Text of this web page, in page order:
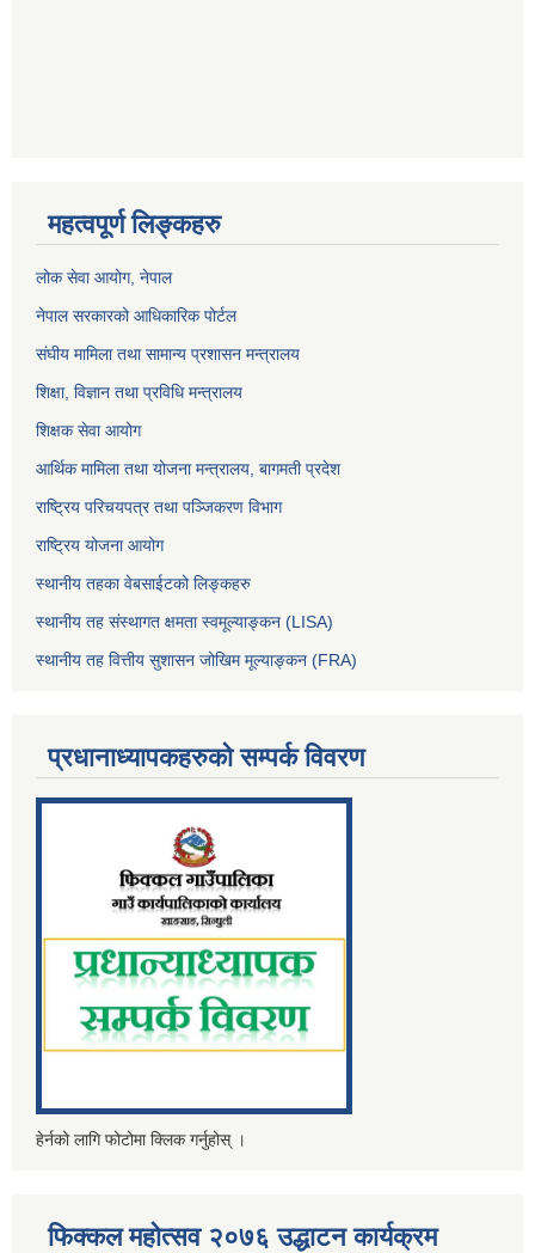
महत्वपूर्ण लिङ्कहरु
लोक सेवा आयोग, नेपाल
नेपाल सरकारको आधिकारिक पोर्टल
संघीय मामिला तथा सामान्य प्रशासन मन्त्रालय
शिक्षा, विज्ञान तथा प्रविधि मन्त्रालय
शिक्षक सेवा आयोग
आर्थिक मामिला तथा योजना मन्त्रालय, बागमती प्रदेश
राष्ट्रिय परिचयपत्र तथा पञ्जिकरण विभाग
राष्ट्रिय योजना आयोग
स्थानीय तहका वेबसाईटको लिङ्कहरु
स्थानीय तह संस्थागत क्षमता स्वमूल्याङ्कन (LISA)
स्थानीय तह वित्तीय सुशासन जोखिम मूल्याङ्कन (FRA)
प्रधानाध्यापकहरुको सम्पर्क विवरण
हेर्नको लागि फोटोमा क्लिक गर्नुहोस् ।
फिक्कल महोत्सव २०७६ उद्धाटन कार्यक्रम